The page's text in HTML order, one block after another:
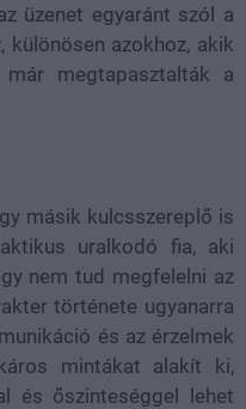
üzenet egyaránt szól a
különösen azokhoz, akik
már megtapasztalták a
másik kulcsszereplő is
uralkodó fia, aki
nem tud megfelelni az
története ugyanarra
és az érzelmek
mintákat alakít ki,
és őszinteséggel lehet